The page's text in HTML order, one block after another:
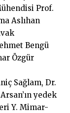
Prof.
Aslıhan
Bengü
Özgür
Sağlam, Dr.
yedek
Y. Mimar-